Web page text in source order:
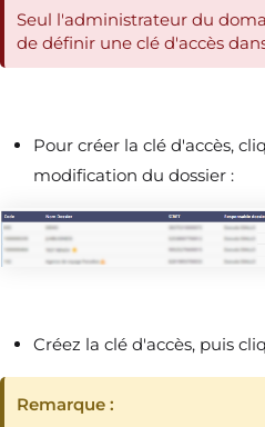
Seul l'administrateur du
de définir une clé d'accès
Pour créer la clé d'accès,
modification du dossier :
Créez la clé d'accès, puis
Remarque :